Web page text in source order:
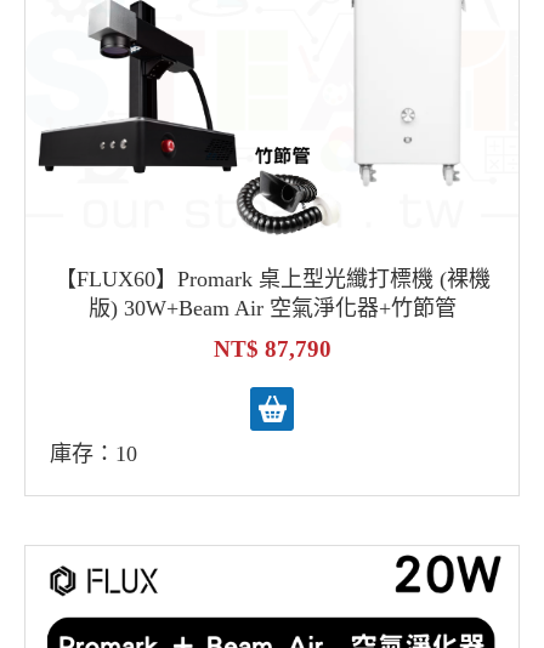
【FLUX60】Promark 桌上型光纖打標機 (裸機
版) 30W+Beam Air 空氣淨化器+竹節管
87,790
庫存：10